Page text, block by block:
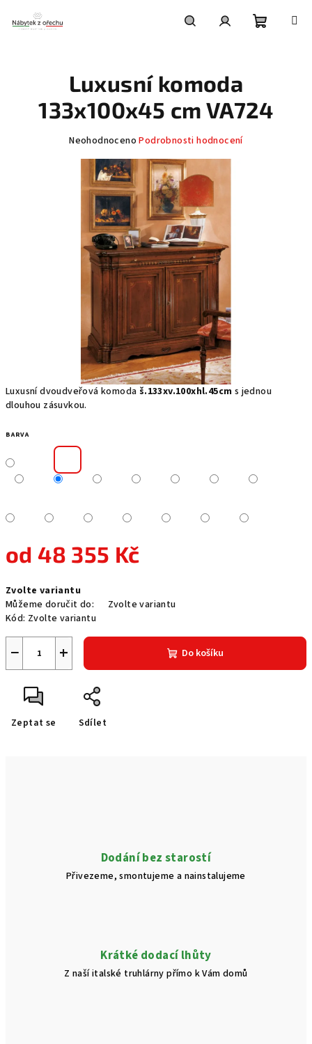
obsah
Luxusní dvoudveřová komoda š.133xv.100xhl.45cm s jednou
dlouhou zásuvkou.
BARVA
od48 355 Kč
cena:
Zvolte variantu
Můžeme doručit do:
Zvolte variantu
Kód: Zvolte variantu
+
− Do košíku
Zeptat se Sdílet
Luxusní komoda
133x100x45 cm VA724
Průměrné
produktu
hvězdiček.
Neohodnoceno Podrobnosti hodnocení
Dodání bez starostí
Přivezeme, smontujeme a nainstalujeme
Krátké dodací lhůty
Z naší italské truhlárny přímo k Vám domů